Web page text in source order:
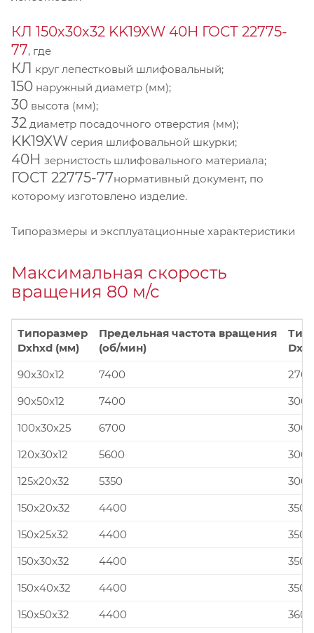
КЛ 150х30х32 KK19XW 40Н ГОСТ 22775-
77, где
КЛ круг лепестковый шлифовальный;
150 наружный диаметр (мм);
30 высота (мм);
32 диаметр посадочного отверстия (мм);
KK19XW серия шлифовальной шкурки;
40Н зернистость шлифовального материала;
ГОСТ 22775-77нормативный документ, по
которому изготовлено изделие.
Типоразмеры и эксплуатационные характеристики
Максимальная скорость
вращения 80 м/с
Типоразмер
Dxhxd (мм)
Предельная частота вращения
(об/мин)
90x30x12
7400
90x50x12
7400
100x30x25
6700
120x30x12
5600
125x20x32
5350
150x20x32
4400
150x25x32
4400
150x30x32
4400
150x40x32
4400
150x50x32
4400